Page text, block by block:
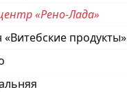
«Рено-Лада»
продукты»